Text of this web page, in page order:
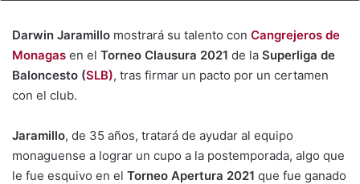
Darwin Jaramillo mostrará su talento con Cangrejeros de
Monagas en el Torneo Clausura 2021 de la Superliga de
Baloncesto (SLB), tras firmar un pacto por un certamen
con el club.
Jaramillo, de 35 años, tratará de ayudar al equipo
monaguense a lograr un cupo a la postemporada, algo que
le fue esquivo en el Torneo Apertura 2021 que fue ganado